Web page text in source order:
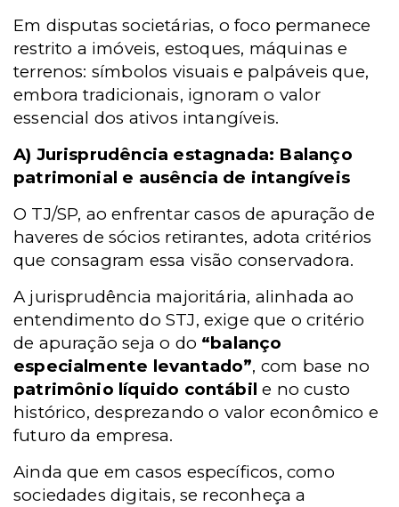
Em disputas societárias, o foco permanece
restrito a imóveis, estoques, máquinas e
terrenos: símbolos visuais e palpáveis que,
embora tradicionais, ignoram o valor
essencial dos ativos intangíveis.
A) Jurisprudência estagnada: Balanço
patrimonial e ausência de intangíveis
O TJ/SP, ao enfrentar casos de apuração de
haveres de sócios retirantes, adota critérios
que consagram essa visão conservadora.
A jurisprudência majoritária, alinhada ao
entendimento do STJ, exige que o critério
de apuração seja o do “balanço
especialmente levantado”, com base no
patrimônio líquido contábil e no custo
histórico, desprezando o valor econômico e
futuro da empresa.
Ainda que em casos específicos, como
sociedades digitais, se reconheça a